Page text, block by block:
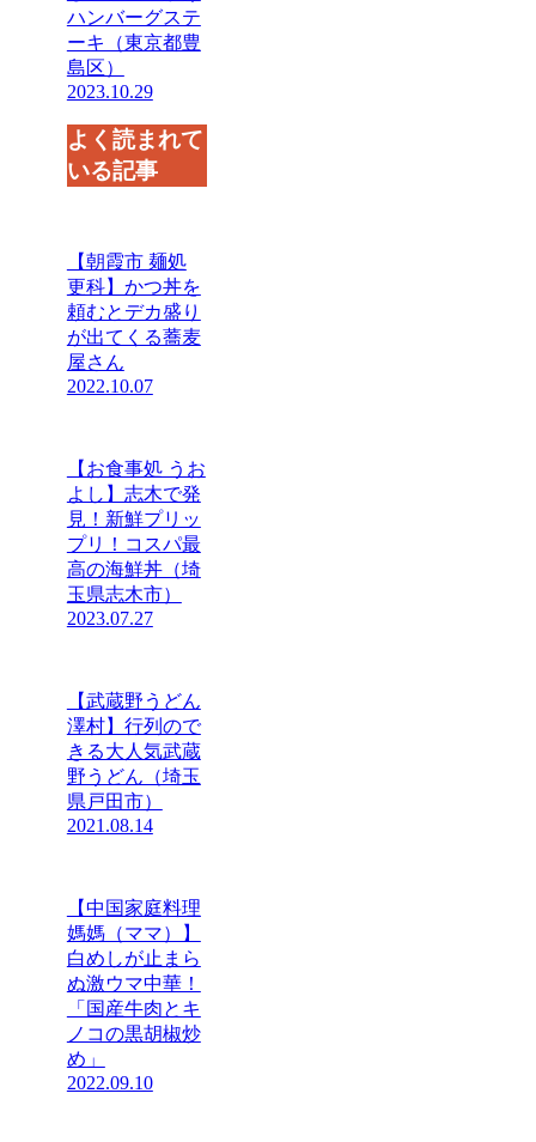
ハンバーグステ
ーキ（東京都豊
島区）
2023.10.29
よく読まれて
いる記事
【朝霞市 麺処
更科】かつ丼を
頼むとデカ盛り
が出てくる蕎麦
屋さん
2022.10.07
【お食事処 うお
よし】志木で発
見！新鮮プリッ
プリ！コスパ最
高の海鮮丼（埼
玉県志木市）
2023.07.27
【武蔵野うどん
澤村】行列ので
きる大人気武蔵
野うどん（埼玉
県戸田市）
2021.08.14
【中国家庭料理
媽媽（ママ）】
白めしが止まら
ぬ激ウマ中華！
「国産牛肉とキ
ノコの黒胡椒炒
め」
2022.09.10